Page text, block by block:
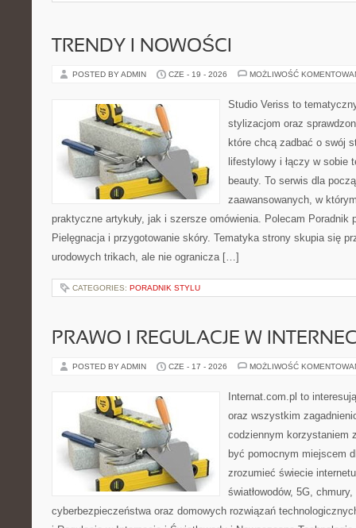
TRENDY I NOWOŚCI
POSTED BY ADMIN CZE - 19 - 2026 MOŻLIWOŚĆ
Studio Veriss to
stylizacjom oraz
które chcą zadbać o swój
lifestylowy i łączy w sobie
beauty. To serwis dla
zaawansowanych, w
praktyczne artykuły, jak i szersze omówienia. Polecam
Pielęgnacja i przygotowanie skóry. Tematyka strony skupia się
urodowych trikach, ale nie ogranicza […]
CATEGORIES: PORADNIK STYLU
PRAWO I REGULACJE W
POSTED BY ADMIN CZE - 17 - 2026 MOŻLIWOŚĆ
Internat.com.pl to
oraz wszystkim
codziennym korzystaniem
być pomocnym miejscem
zrozumieć świecie
światłowodów, 5G,
cyberbezpieczeństwa oraz domowych rozwiązań